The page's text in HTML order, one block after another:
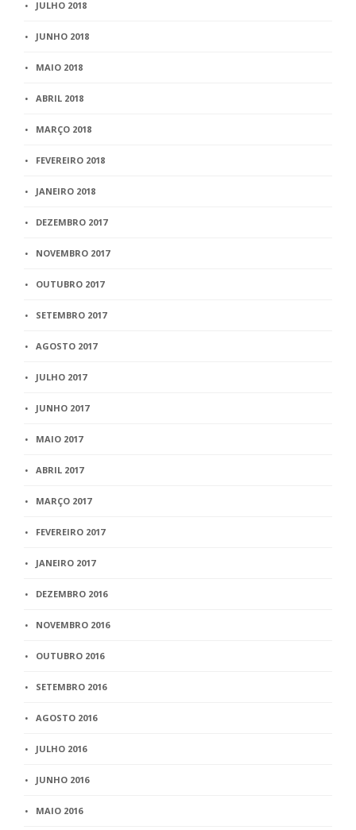
JULHO 2018
JUNHO 2018
MAIO 2018
ABRIL 2018
MARÇO 2018
FEVEREIRO 2018
JANEIRO 2018
DEZEMBRO 2017
NOVEMBRO 2017
OUTUBRO 2017
SETEMBRO 2017
AGOSTO 2017
JULHO 2017
JUNHO 2017
MAIO 2017
ABRIL 2017
MARÇO 2017
FEVEREIRO 2017
JANEIRO 2017
DEZEMBRO 2016
NOVEMBRO 2016
OUTUBRO 2016
SETEMBRO 2016
AGOSTO 2016
JULHO 2016
JUNHO 2016
MAIO 2016